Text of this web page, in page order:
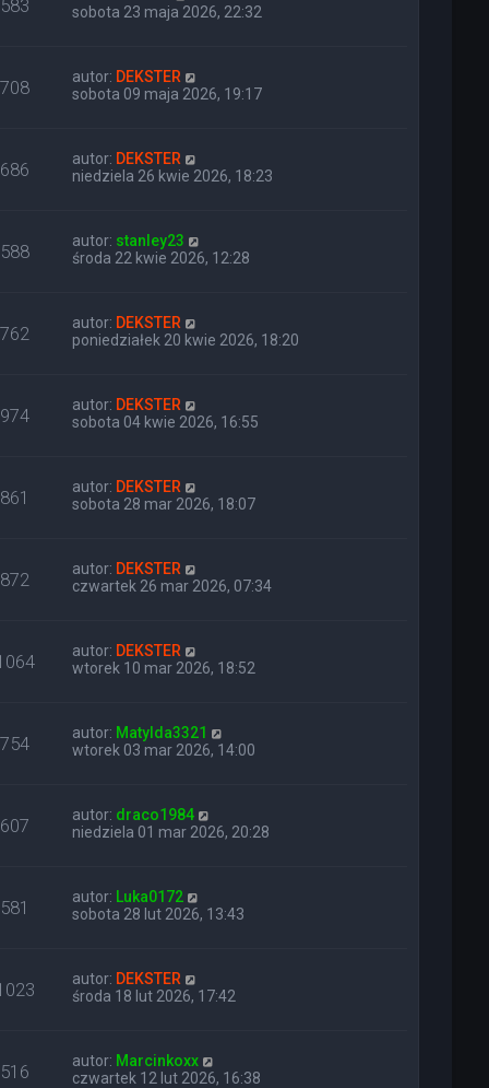
583
sobota 23 maja 2026, 22:32
708 autor: DEKSTER
sobota 09 maja 2026, 19:17
686 autor: DEKSTER
niedziela 26 kwie 2026, 18:23
588 autor: stanley23
środa 22 kwie 2026, 12:28
762 autor: DEKSTER
poniedziałek 20 kwie 2026, 18:20
974 autor: DEKSTER
sobota 04 kwie 2026, 16:55
861 autor: DEKSTER
sobota 28 mar 2026, 18:07
872 autor: DEKSTER
czwartek 26 mar 2026, 07:34
autor: DEKSTER
wtorek 10 mar 2026, 18:52
754 autor: Matylda3321
wtorek 03 mar 2026, 14:00
607 autor: draco1984
niedziela 01 mar 2026, 20:28
581 autor: Luka0172
sobota 28 lut 2026, 13:43
autor: DEKSTER
środa 18 lut 2026, 17:42
516 autor: Marcinkoxx
czwartek 12 lut 2026, 16:38